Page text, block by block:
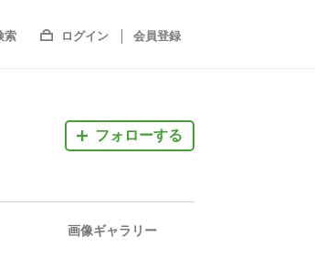
索 ログイン 会員登録
フォローする
画像ギャラリー